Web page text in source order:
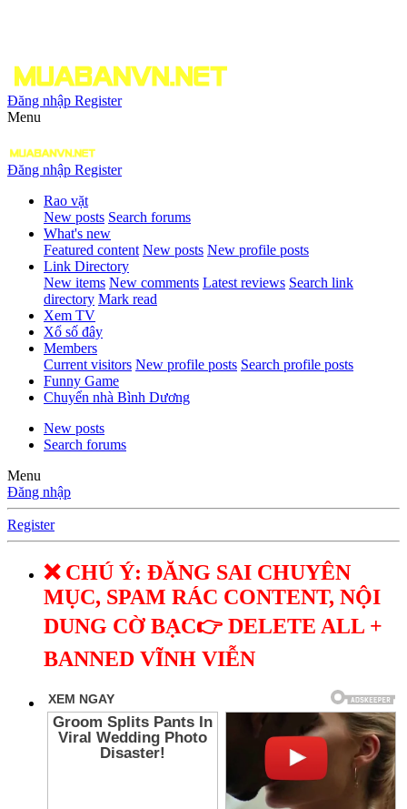
Đăng nhập Register
Menu
Đăng nhập Register
Rao vặt
New posts Search forums
What's new
Featured content New posts New profile posts
Link Directory
New items New comments Latest reviews Search link
directory Mark read
Xem TV
Xổ số đây
Members
Current visitors New profile posts Search profile posts
Funny Game
Chuyển nhà Bình Dương
New posts
Search forums
Menu
Đăng nhập
Register
❌ CHÚ Ý: ĐĂNG SAI CHUYÊN
MỤC, SPAM RÁC CONTENT, NỘI
DUNG CỜ BẠC👉 DELETE ALL +
BANNED VĨNH VIỄN